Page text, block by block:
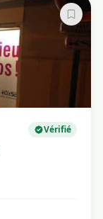
Vérifié